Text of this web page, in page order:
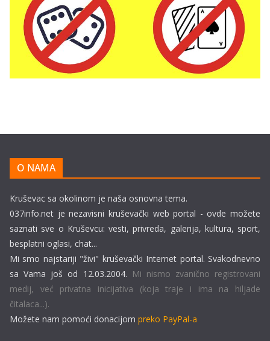
O NAMA
Kruševac sa okolinom je naša osnovna tema.
037info.net je nezavisni kruševački web portal - ovde možete
saznati sve o Kruševcu: vesti, privreda, galerija, kultura, sport,
besplatni oglasi, chat...
Mi smo najstariji "živi" kruševački Internet portal. Svakodnevno
sa Vama još od 12.03.2004. Mi nismo zvanično registrovani
medij, već privatna inicijativa (koja traje i ima na hiljade
čitalaca...).
Možete nam pomoći donacijom preko PayPal-a